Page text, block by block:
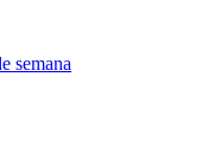
semana